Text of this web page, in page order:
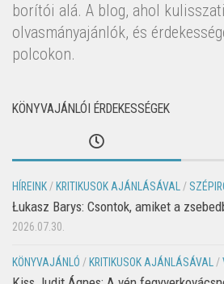
borítói alá. A blog, ahol
olvasmányajánlók, és
polcokon.
KÖNYVAJÁNLÓI ÉRDEKESSÉGEK
HÍREINK/ KRITIKUSOK AJÁNLÁSÁVAL/
Łukasz Barys: Csontok, amiket a
2026.07.30.
KÖNYVAJÁNLÓ / KRITIKUSOK AJÁNLÁSÁVAL/